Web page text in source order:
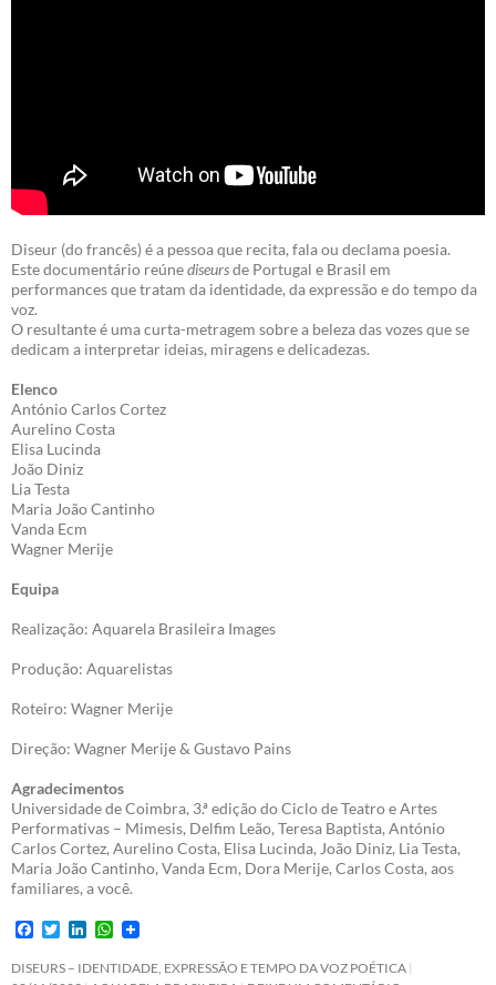
Diseur (do francês) é a pessoa que recita, fala ou declama poesia.
Este documentário reúnediseursde Portugal e Brasil em
performances que tratam da identidade, da expressão e do tempo da
voz.
O resultante é uma curta-metragem sobre a beleza das vozes que se
dedicam a interpretar ideias, miragens e delicadezas.
Elenco
António Carlos Cortez
Aurelino Costa
Elisa Lucinda
João Diniz
Lia Testa
Maria João Cantinho
Vanda Ecm
Wagner Merije
Equipa
Realização: Aquarela Brasileira Images
Produção: Aquarelistas
Roteiro: Wagner Merije
Direção: Wagner Merije & Gustavo Pains
Agradecimentos
Universidade de Coimbra, 3.ª edição do Ciclo de Teatro e Artes
Performativas – Mimesis, Delfim Leão, Teresa Baptista, António
Carlos Cortez, Aurelino Costa, Elisa Lucinda, João Diniz, Lia Testa,
Maria João Cantinho, Vanda Ecm, Dora Merije, Carlos Costa, aos
familiares, a você.
F
c
T
i
n
W
a
DISEURS – IDENTIDADE, EXPRESSÃO E TEMPO DA VOZ POÉTICA